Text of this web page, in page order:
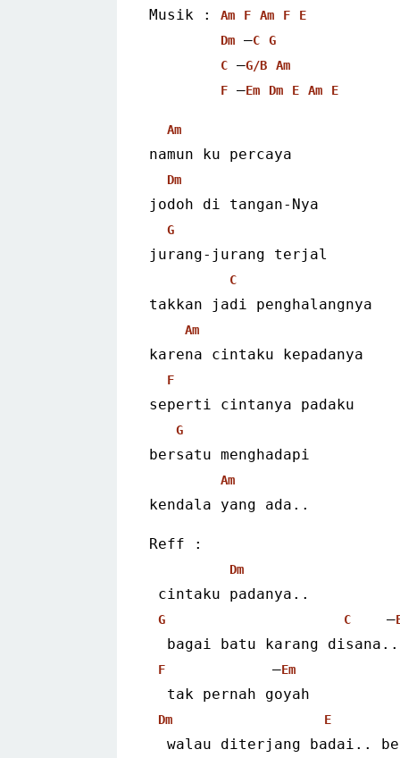
Musik : Am F Am F
E
Dm –C
G
C –G/B
Am
F –Em Dm E Am E
Am
namun ku percaya
Dm
jodoh di tangan-Nya
G
jurang-jurang terjal
C
takkan jadi penghalangnya
Am
karena cintaku kepadanya
F
seperti cintanya padaku
G
bersatu menghadapi
Am
kendala yang ada..
Reff :
Dm
cintaku padanya..
G C
    –
  bagai batu karang disana..
F
            –
Em
  tak pernah goyah
Dm E
walau diterjang badai..